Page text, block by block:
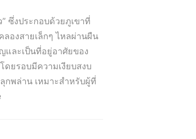
ซึ่งประกอบด้วยภูเขาที่
องสายเล็กๆ ไหลผ่านผืน
และเป็นที่อยู่อาศัยของ
ยรอบมีความเงียบสงบ
กพล่าน เหมาะสำหรับผู้ที่